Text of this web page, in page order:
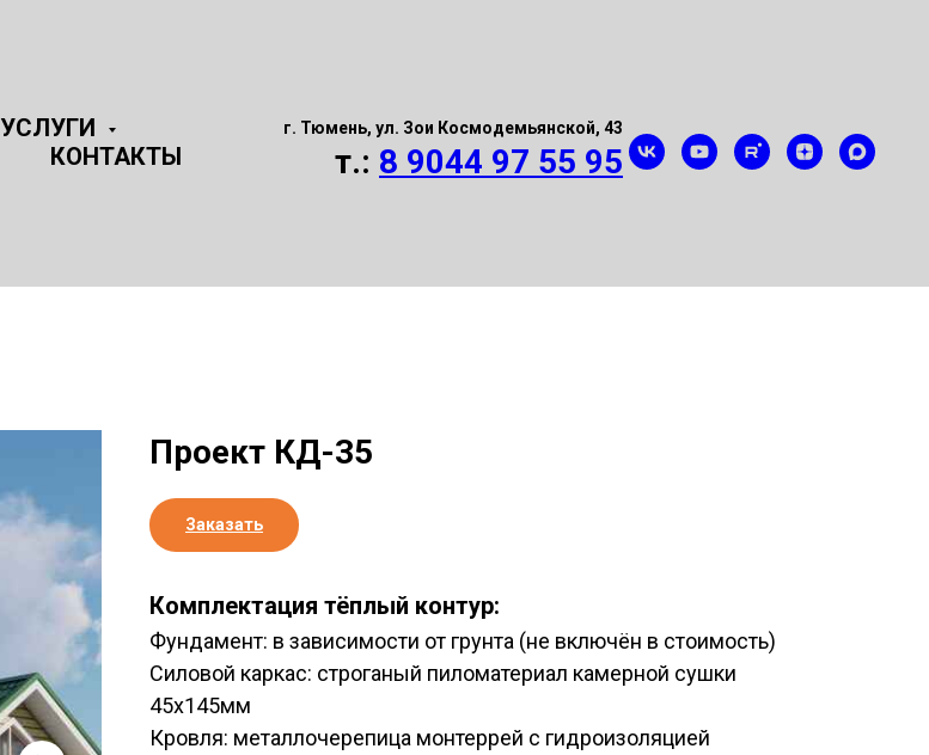
УСЛУГИ
КОНТАКТЫ
г. Тюмень, ул. Зои Космодемьянской, 43
т.: 8 9044 97 55 95
Проект КД-35
Заказать
Комплектация тёплый контур:
Фундамент: в зависимости от грунта (не включён в стоимость)
Силовой каркас: строганый пиломатериал камерной сушки
45х145мм
Кровля: металлочерепица монтеррей с гидроизоляцией